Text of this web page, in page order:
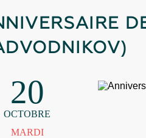
20
OCTOBRE
MARDI